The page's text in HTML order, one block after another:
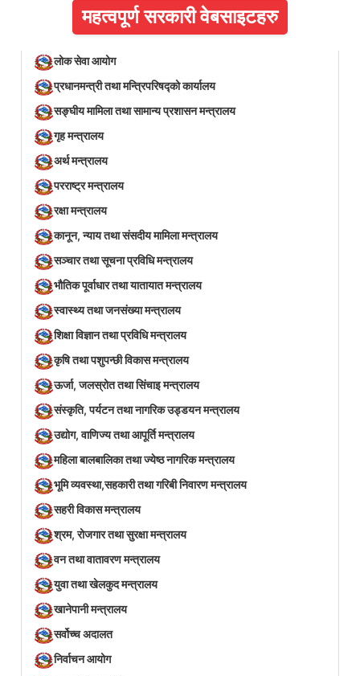
महत्वपूर्ण सरकारी वेबसाइटहरु
लोक सेवा आयोग
प्रधानमन्त्री तथा मन्त्रिपरिषद्को कार्यालय
सङ्घीय मामिला तथा सामान्य प्रशासन मन्त्रालय
गृह मन्त्रालय
अर्थ मन्त्रालय
परराष्ट्र मन्त्रालय
रक्षा मन्त्रालय
कानून, न्याय तथा संसदीय मामिला मन्त्रालय
सञ्‍चार तथा सूचना प्रविधि मन्त्रालय
भौतिक पूर्वाधार तथा यातायात मन्त्रालय
स्वास्थ्य तथा जनसंख्या मन्त्रालय
शिक्षा विज्ञान तथा प्रविधि मन्त्रालय
कृषि तथा पशुपन्छी विकास मन्त्रालय
ऊर्जा, जलस्रोत तथा सिंचाइ मन्त्रालय
संस्कृति, पर्यटन तथा नागरिक उड्डयन मन्त्रालय
उद्योग, वाणिज्य तथा आपूर्ति मन्त्रालय
महिला बालबालिका तथा ज्येष्ठ नागरिक मन्त्रालय
भूमि व्यवस्था,सहकारी तथा गरिबी निवारण मन्त्रालय
सहरी विकास मन्त्रालय
श्रम, रोजगार तथा सुरक्षा मन्त्रालय
वन तथा वातावरण मन्त्रालय
युवा तथा खेलकुद मन्त्रालय
खानेपानी मन्त्रालय
सर्वोच्च अदालत
निर्वाचन आयोग